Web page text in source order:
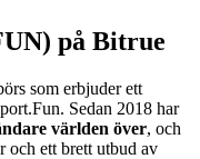
på Bitrue
som erbjuder ett
Sedan 2018 har
världen över, och
och ett brett utbud av